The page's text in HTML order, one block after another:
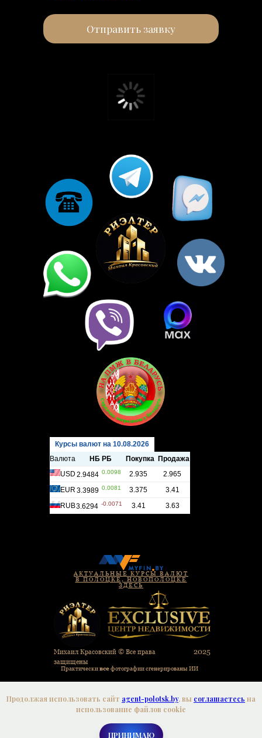
Отправить заявку
АКТУАЛЬНЫЕ КУРСЫ ВАЛЮТ
В ПОЛОЦКЕ, НОВОПОЛОЦКЕ
ЗДЕСЬ
Разработка сайта
Михаил Красовский © Все права
защищены
2025
Практическивсефотографии сгенерированы ИИ
Соглашение об использовании файлов cookie
Продолжая использовать сайт agent-polotsk.by, вы соглашаетесь на
использование файлов cookie
ПРИНИМАЮ